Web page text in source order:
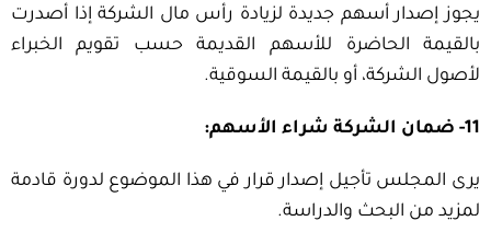
يجوز إصدار أسهم جديدة لزيادة رأس مال الشركة إذا أصدرت
بالقيمة الحاضرة للأسهم القديمة حسب تقويم الخبراء
لأصول الشركة، أو بالقيمة السوقية.
11- ضمان الشركة شراء الأسهم:
يرى المجلس تأجيل إصدار قرار في هذا الموضوع لدورة قادمة
لمزيد من البحث والدراسة.